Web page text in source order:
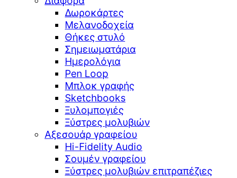
Δωροκάρτες
Μελανοδοχεία
Θήκες στυλό
Σημειωματάρια
Ημερολόγια
Pen Loop
Μπλοκ γραφής
Sketchbooks
Ξυλομπογιές
Ξύστρες μολυβιών
Αξεσουάρ γραφείου
Hi-Fidelity Audio
Σουμέν γραφείου
Ξύστρες μολυβιών επιτραπέζιες